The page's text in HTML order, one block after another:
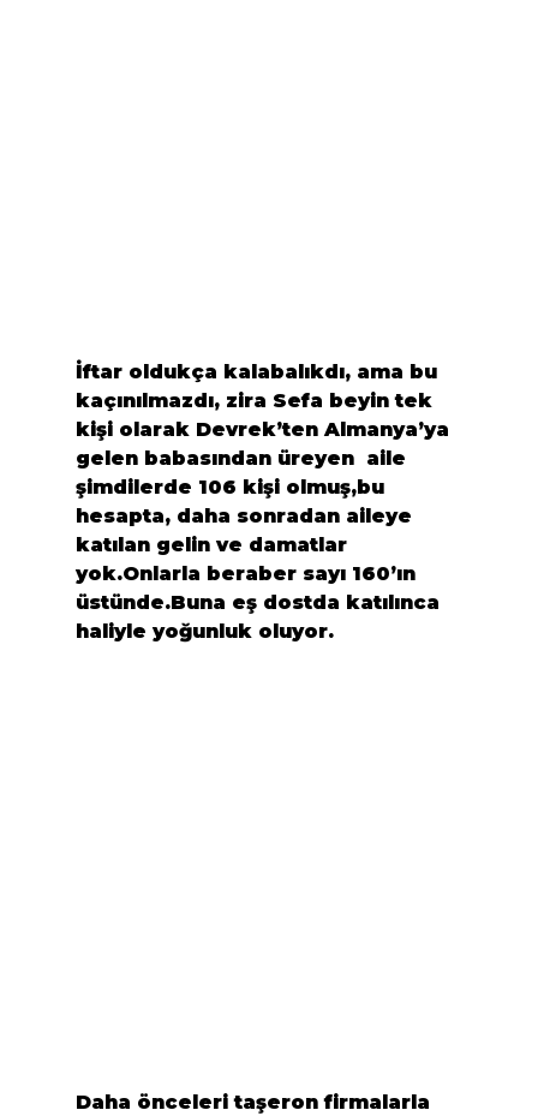
İftar oldukça kalabalıkdı, ama bu
kaçınılmazdı, zira Sefa beyin tek
kişi olarak Devrek’ten Almanya’ya
gelen babasından üreyen  aile
şimdilerde 106 kişi olmuş,bu
hesapta, daha sonradan aileye
katılan gelin ve damatlar
yok.Onlarla beraber sayı 160’ın
üstünde.Buna eş dostda katılınca
haliyle yoğunluk oluyor.
Daha önceleri taşeron firmalarla